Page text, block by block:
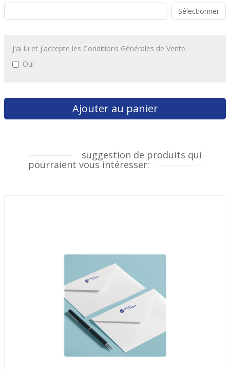
Sélectionner
J'ai lu et j'accepte les Conditions Générales de Vente.
Oui
suggestion de produits qui
pourraient vous intéresser: